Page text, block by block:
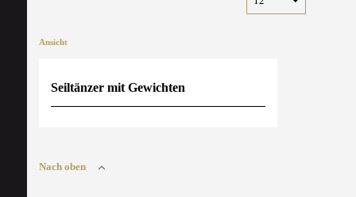
Ansicht
Seiltänzer mit Gewichten
Nach oben